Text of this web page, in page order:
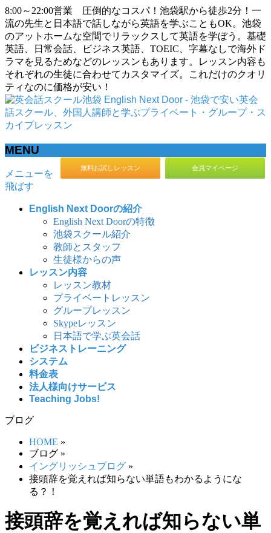
8:00～22:00営業 圧倒的なコスパ！池袋駅から徒歩2分！一
流の先生と日本語で話しながら英語を学ぶこともOK。池袋
のアットホームな空間でリラックスして英語を学ぼう。基礎
英語、日常会話、ビジネス英語、TOEIC、字幕なしで海外ド
ラマを見るためなどのレッスンもあります。レッスン内容も
それぞれの生徒に合わせてカスタマイズ。これだけのクオリ
ティなのに価格が安い！
無料お試しレッスン 会員マイページ
MENU
メニューを
飛ばす
English Next Doorの紹介
English Next Doorの特徴
池袋スクール紹介
教師とスタッフ
生徒様からの声
レッスン内容
レッスン教材
プライベートレッスン
グループレッスン
Skypeレッスン
日本語で学ぶ英会話
ビジネストレーニング
システム
料金表
法人様向けサービス
Teaching Jobs!
ブログ
HOME »
ブログ »
イングリッシュブログ »
接頭辞を覚えれば知らない単語もわかるようにな
る？！
接頭辞を覚えれば知らない単